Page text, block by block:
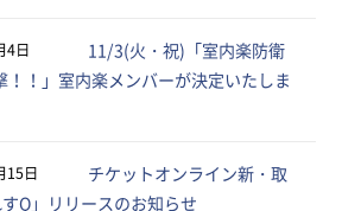
4日
11/3(火・祝)「室内楽防衛
！！」室内楽メンバーが決定いたしま
15日
チケットオンライン新・取
Q」リリースのお知らせ